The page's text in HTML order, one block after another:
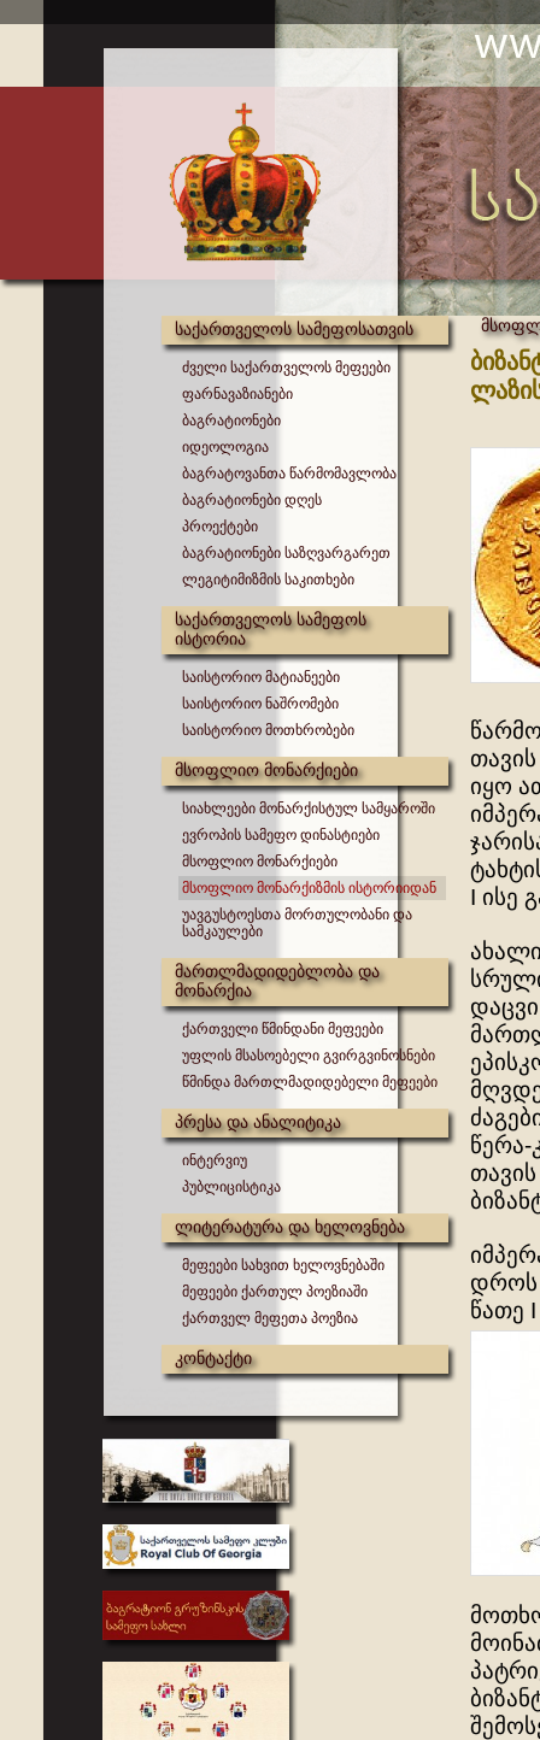
საქართველოს სამეფოსათვის
ძველი საქართველოს მეფეები
ფარნავაზიანები
ბაგრატიონები
იდეოლოგია
ბაგრატოვანთა წარმომავლობა
ბაგრატიონები დღეს
პროექტები
ბაგრატიონები საზღვარგარეთ
ლეგიტიმიზმის საკითხები
საქართველოს სამეფოს
ისტორია
საისტორიო მატიანეები
საისტორიო ნაშრომები
საისტორიო მოთხრობები
მსოფლიო მონარქიები
სიახლეები მონარქისტულ სამყაროში
ევროპის სამეფო დინასტიები
მსოფლიო მონარქიები
მსოფლიო მონარქიზმის ისტორიიდან
უავგუსტოესთა მორთულობანი და
სამკაულები
მართლმადიდებლობა და
მონარქია
ქართველი წმინდანი მეფეები
უფლის მსასოებელი გვირგვინოსნები
წმინდა მართლმადიდებელი მეფეები
პრესა და ანალიტიკა
ინტერვიუ
პუბლიცისტიკა
ლიტერატურა და ხელოვნება
მეფეები სახვით ხელოვნებაში
მეფეები ქართულ პოეზიაში
ქართველ მეფეთა პოეზია
კონტაქტი
იყო
I ისე
წერა-
დროს
წათე